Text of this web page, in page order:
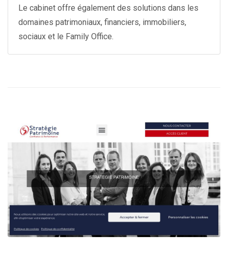
Le cabinet offre également des solutions dans les
domaines patrimoniaux, financiers, immobiliers,
sociaux et le Family Office.